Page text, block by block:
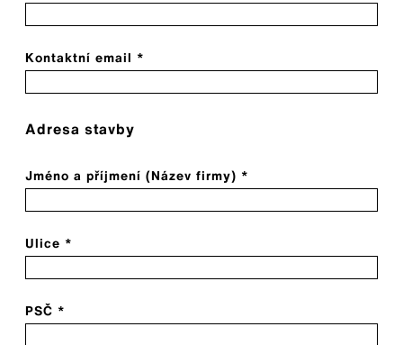
Kontaktní email *
Adresa stavby
Jméno a příjmení (Název firmy) *
Ulice *
PSČ *